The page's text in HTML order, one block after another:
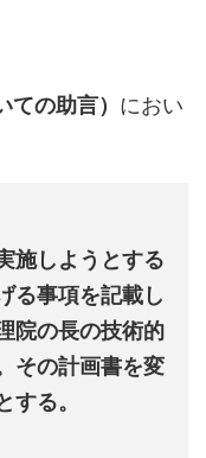
の助言） におい
施しようとする
る事項を記載し
院の長の技術的
その計画書を変
る。